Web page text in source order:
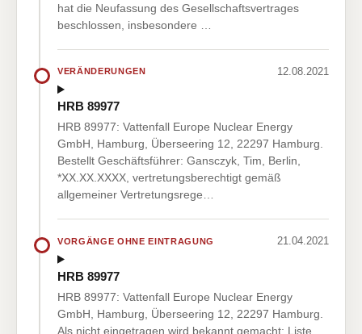
hat die Neufassung des Gesellschaftsvertrages
beschlossen, insbesondere …
VERÄNDERUNGEN 12.08.2021
HRB 89977
HRB 89977: Vattenfall Europe Nuclear Energy
GmbH, Hamburg, Überseering 12, 22297 Hamburg.
Bestellt Geschäftsführer: Gansczyk, Tim, Berlin,
*XX.XX.XXXX, vertretungsberechtigt gemäß
allgemeiner Vertretungsrege…
VORGÄNGE OHNE EINTRAGUNG 21.04.2021
HRB 89977
HRB 89977: Vattenfall Europe Nuclear Energy
GmbH, Hamburg, Überseering 12, 22297 Hamburg.
Als nicht eingetragen wird bekannt gemacht: Liste